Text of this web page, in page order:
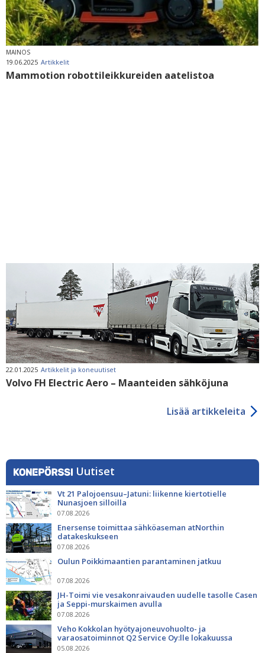
MAINOS
19.06.2025 Artikkelit
Mammotion robottileikkureiden aatelistoa
22.01.2025 Artikkelit ja koneuutiset
Volvo FH Electric Aero – Maanteiden sähköjuna
Lisää artikkeleita
Uutiset
Vt 21 Palojoensuu–Jatuni: liikenne kiertotielle
Nunasjoen silloilla
07.08.2026
Enersense toimittaa sähköaseman atNorthin
datakeskukseen
07.08.2026
Oulun Poikkimaantien parantaminen jatkuu
07.08.2026
JH-Toimi vie vesakonraivauden uudelle tasolle Casen
ja Seppi-murskaimen avulla
07.08.2026
Veho Kokkolan hyötyajoneuvohuolto- ja
varaosatoiminnot Q2 Service Oy:lle lokakuussa
05.08.2026